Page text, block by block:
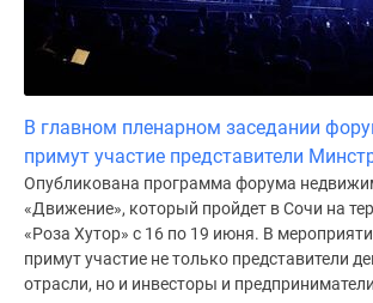
В главном пленарном заседании
примут участие представители
Опубликована программа форума
«Движение», который пройдет в Сочи на
«Роза Хутор» с 16 по 19 июня. В
примут участие не только представители
отрасли, но и инвесторы и